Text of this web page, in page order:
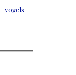
vogels